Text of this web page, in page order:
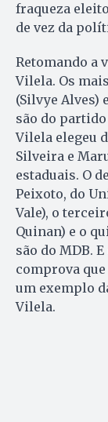
fraqueza
de vez da
Retomando a
Vilela. Os
(Silvye Alves)
são do
Vilela elegeu
Silveira e
estaduais. O
Peixoto, do
Vale), o
Quinan) e o
são do MDB.
comprova
um exemplo
Vilela.